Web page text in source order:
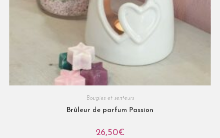
Bougies et senteurs
Brûleur de parfum Passion
26,50€